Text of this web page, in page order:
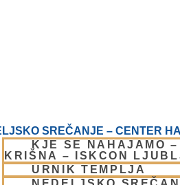
KJE SE NAHAJAMO
KRIŠNA – ISKCON
URNIK TEMPLJA
SREČANJE – CENTER